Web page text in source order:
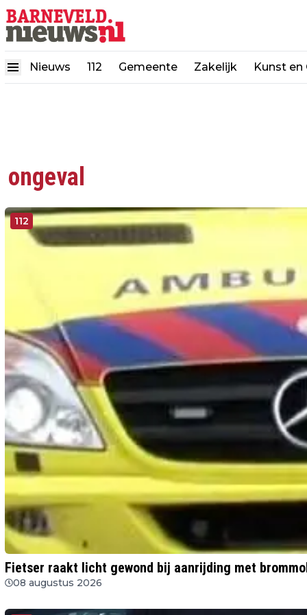
Nieuws 112 Gemeente Zakelijk Kunst en
ongeval
112
Fietser raakt licht gewond bij aanrijding met
08 augustus 2026